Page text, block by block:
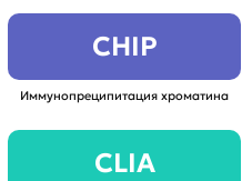
CHIP
Иммунопреципитация хроматина
CLIA